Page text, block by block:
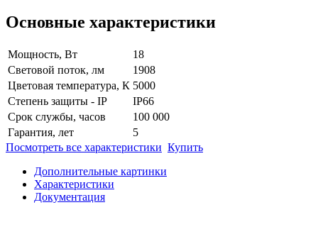
Основные характеристики
Мощность, Вт
18
Световой поток, лм
1908
Цветовая температура, К 5000
Степень защиты - IP
IP66
Срок службы, часов
100 000
Гарантия, лет
5
Посмотреть все характеристики Купить
Дополнительные картинки
Характеристики
Документация